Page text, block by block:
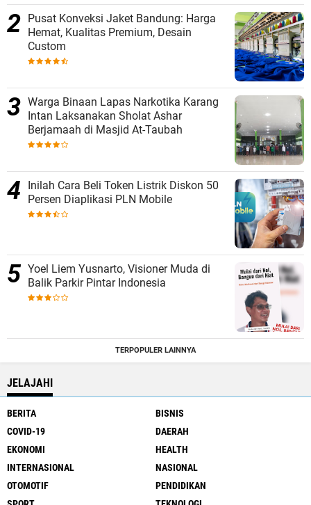
Pusat Konveksi Jaket Bandung: Harga
Hemat, Kualitas Premium, Desain
Custom
Warga Binaan Lapas Narkotika Karang
Intan Laksanakan Sholat Ashar
Berjamaah di Masjid At-Taubah
Inilah Cara Beli Token Listrik Diskon 50
Persen Diaplikasi PLN Mobile
Yoel Liem Yusnarto, Visioner Muda di
Balik Parkir Pintar Indonesia
TERPOPULER LAINNYA
JELAJAHI
BERITA
BISNIS
COVID-19
DAERAH
EKONOMI
HEALTH
INTERNASIONAL
NASIONAL
OTOMOTIF
PENDIDIKAN